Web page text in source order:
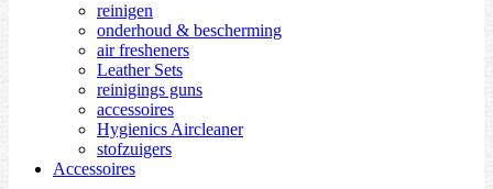
reinigen
onderhoud & bescherming
air fresheners
Leather Sets
reinigings guns
accessoires
Hygienics Aircleaner
stofzuigers
Accessoires